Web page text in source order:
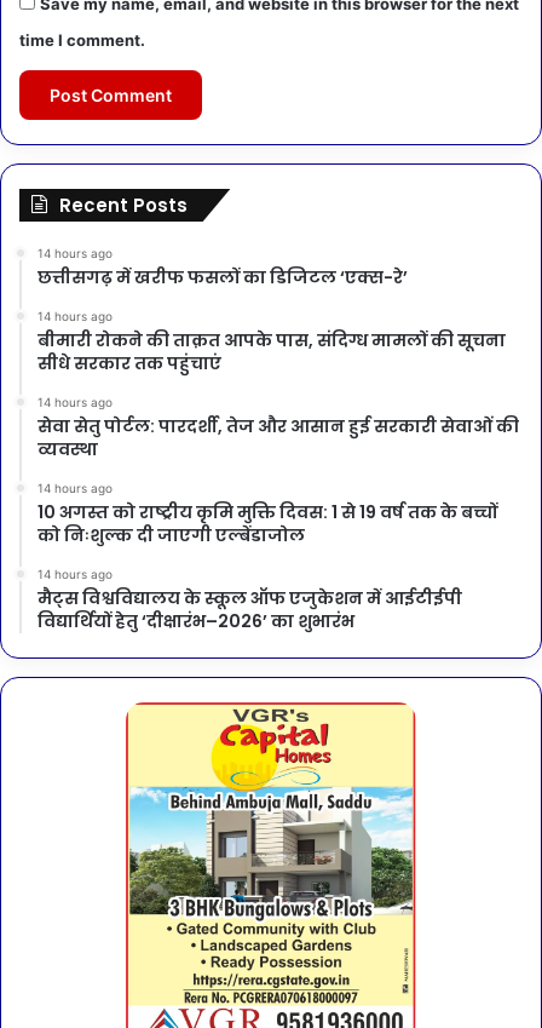
time I comment.
Recent Posts
14 hours ago
छत्तीसगढ़ में खरीफ फसलों का डिजिटल ‘एक्स-रे’
14 hours ago
बीमारी रोकने की ताक़त आपके पास, संदिग्ध मामलों की सूचना
सीधे सरकार तक पहुंचाएं
14 hours ago
सेवा सेतु पोर्टल: पारदर्शी, तेज और आसान हुई सरकारी सेवाओं की
व्यवस्था
14 hours ago
10 अगस्त को राष्ट्रीय कृमि मुक्ति दिवस: 1 से 19 वर्ष तक के बच्चों
को निःशुल्क दी जाएगी एल्बेंडाजोल
14 hours ago
मैट्स विश्वविद्यालय के स्कूल ऑफ एजुकेशन में आईटीईपी
विद्यार्थियों हेतु ‘दीक्षारंभ–2026’ का शुभारंभ